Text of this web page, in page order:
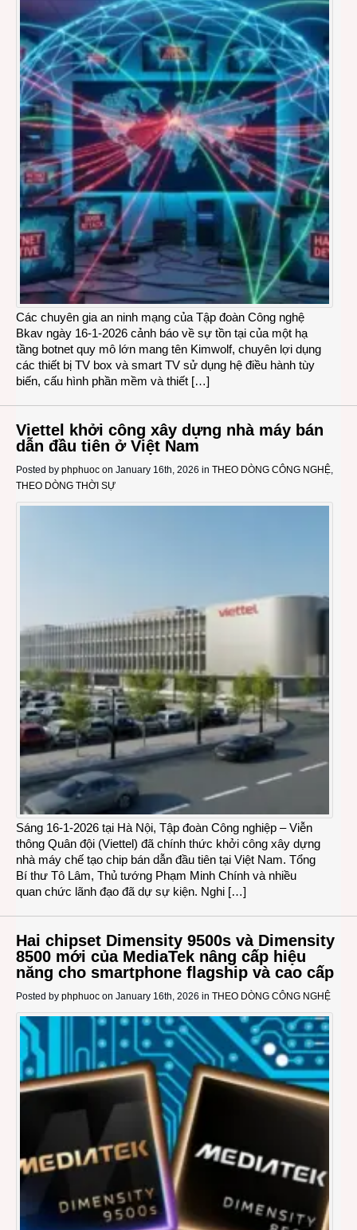
Các chuyên gia an ninh mạng của Tập đoàn Công nghệ
Bkav ngày 16-1-2026 cảnh báo về sự tồn tại của một hạ
tầng botnet quy mô lớn mang tên Kimwolf, chuyên lợi dụng
các thiết bị TV box và smart TV sử dụng hệ điều hành tùy
biến, cấu hình phần mềm và thiết […]
Viettel khởi công xây dựng nhà máy bán
dẫn đầu tiên ở Việt Nam
Posted by phphuoc on January 16th, 2026 in THEO DÒNG CÔNG NGHỆ
THEO DÒNG THỜI SỰ
Sáng 16-1-2026 tại Hà Nội, Tập đoàn Công nghiệp – Viễn
thông Quân đội (Viettel) đã chính thức khởi công xây dựng
nhà máy chế tạo chip bán dẫn đầu tiên tại Việt Nam. Tổng
Bí thư Tô Lâm, Thủ tướng Phạm Minh Chính và nhiều
quan chức lãnh đạo đã dự sự kiện. Nghi […]
Hai chipset Dimensity 9500s và Dimensity
8500 mới của MediaTek nâng cấp hiệu
năng cho smartphone flagship và cao cấp
Posted by phphuoc on January 16th, 2026 in THEO DÒNG CÔNG NGHỆ